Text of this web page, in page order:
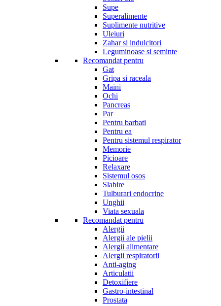
Supe
Superalimente
Suplimente nutritive
Uleiuri
Zahar si indulcitori
Leguminoase si seminte
Recomandat pentru
Gat
Gripa si raceala
Maini
Ochi
Pancreas
Par
Pentru barbati
Pentru ea
Pentru sistemul respirator
Memorie
Picioare
Relaxare
Sistemul osos
Slabire
Tulburari endocrine
Unghii
Viata sexuala
Recomandat pentru
Alergii
Alergii ale pielii
Alergii alimentare
Alergii respiratorii
Anti-aging
Articulatii
Detoxifiere
Gastro-intestinal
Prostata